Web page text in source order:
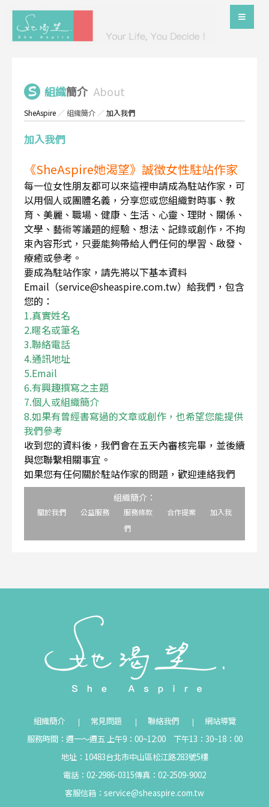
組織簡介 About
SheAspire ／組織簡介 ／加入我們
加入我們
《SheAspire她渴望》誠徵女性駐站作家
每一位女性朋友都可以來這裡申請成為駐站作家，可
以用個人或團體名義，分享您或您組織對時事、教
育、美麗、職場、健康、生活、心靈、理財、關係、
文學、藝術等議題的經驗、想法、記錄或創作，不拘
束內容形式，只要能夠帶給人們任何的學習、啟發、
療癒或參考。
要成為駐站作家，請先將以下基本資料
Email（service@sheaspire.com.tw）給我們，包含
您的：
1.真實姓名
2.暱名或筆名
3.聯絡電話
4.通訊地址
5.Email
6.有興趣撰寫之主題
7.個人或組織簡介
8.如果有曾經書寫過的文章或創作，也希望您能提供
我們參考
收到您的資料後，我們會在五天內審核完畢，並後續
與您聯繫相關事宜。
如果您有任何關於駐站作家的問題，歡迎連絡我們
組織簡介：
關於我們 公益服務 服務條款 合作提案
加入我
們
組織簡介 常見問題 聯絡我們
網站導覽
服務時間：週一～週五 上午9：00~12:00 下午13：30~18：00
地址：10483台北市中山區松江路283號5樓
電話：02-2986-0315傳真：02-2509-9002
客服信箱： service@sheaspire.com.tw